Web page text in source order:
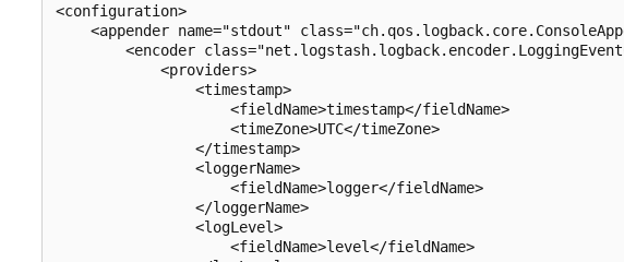
<configuration>
<appender name="stdout"
<encoder
            <providers>
                <timestamp>
                    <fieldName>timestamp</fieldName>
                    <timeZone>UTC</timeZone>
                </timestamp>
                <loggerName>
                    <fieldName>logger</fieldName>
                </loggerName>
                <logLevel>
                    <fieldName>level</fieldName>